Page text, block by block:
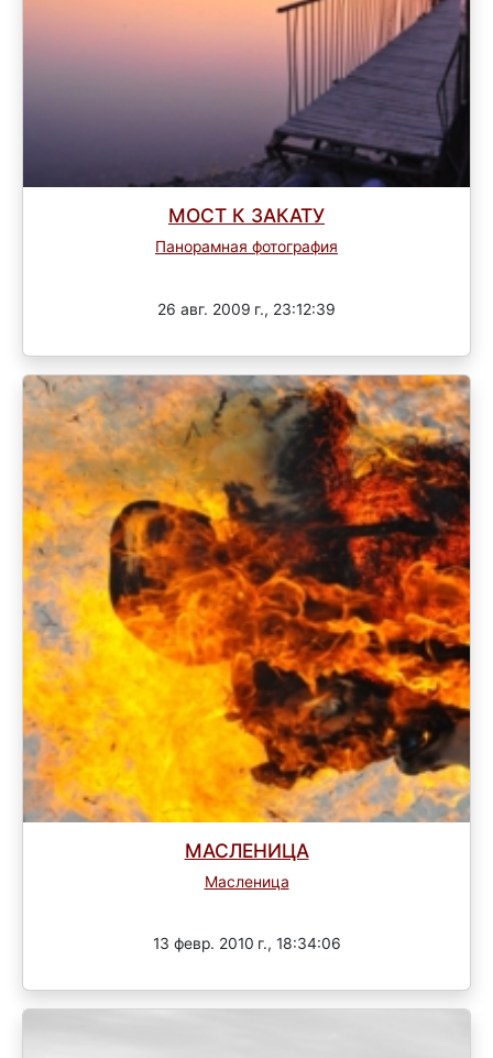
МОСТ К ЗАКАТУ
Панорамная фотография
26 авг. 2009 г., 23:12:39
МАСЛЕНИЦА
Масленица
13 февр. 2010 г., 18:34:06